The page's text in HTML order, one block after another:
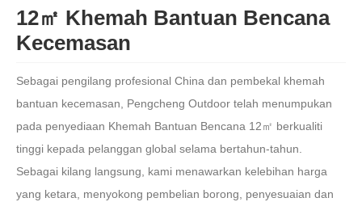
12㎡ Khemah Bantuan Bencana
Kecemasan
Sebagai pengilang profesional China dan pembekal khemah
bantuan kecemasan, Pengcheng Outdoor telah menumpukan
pada penyediaan Khemah Bantuan Bencana 12㎡ berkualiti
tinggi kepada pelanggan global selama bertahun-tahun.
Sebagai kilang langsung, kami menawarkan kelebihan harga
yang ketara, menyokong pembelian borong, penyesuaian dan